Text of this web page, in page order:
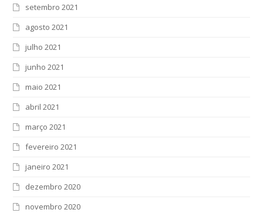
setembro 2021
agosto 2021
julho 2021
junho 2021
maio 2021
abril 2021
março 2021
fevereiro 2021
janeiro 2021
dezembro 2020
novembro 2020